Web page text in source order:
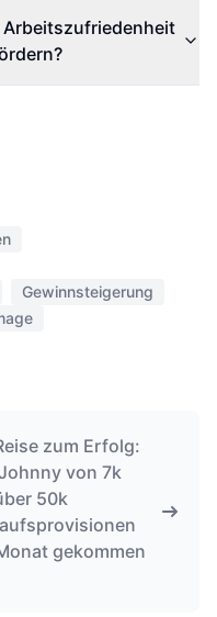
Gewinnsteigerung
zum Erfolg:
von 7k
50k
gekommen